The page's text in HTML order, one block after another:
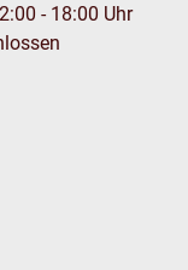
- 18:00 Uhr